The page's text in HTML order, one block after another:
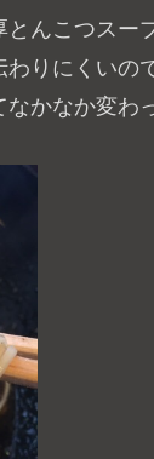
んこつスー
りにくいの
かなか変わ